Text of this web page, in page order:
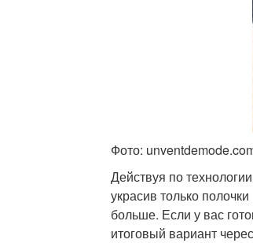
Фото:
Действуя по
украсив только
больше. Если у вас
итоговый вариант